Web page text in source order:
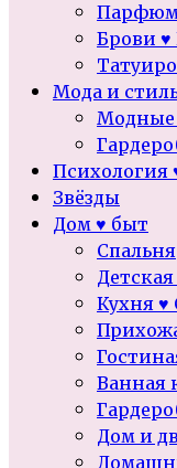
Брови
Мода и
Модные
Психология
Звёзды
Дом ♥ быт
Спальня
Кухня ♥
Ванная
Дом и